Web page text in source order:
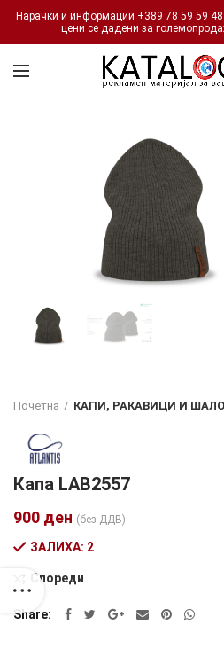
Нарачки и информации +389 78 59 59
цени се дадени за
Почетна КАПИ, РАКАВИЦИ И
Капа LAB2557
900 ден (без ДДВ)
ЗАЛИХА: 2
Alternative:
Спореди
Share